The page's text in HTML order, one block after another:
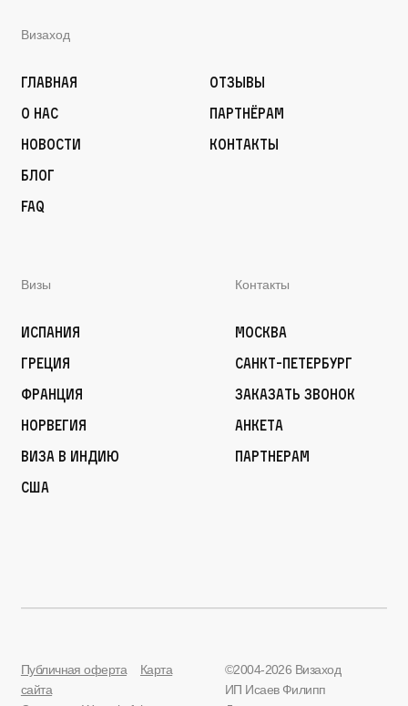
Визаход
Главная
О нас
Новости
Блог
FAQ
Отзывы
Партнёрам
Контакты
Визы
Испания
Греция
Франция
Норвегия
Виза в Индию
США
Контакты
Москва
Санкт-Петербург
Заказать звонок
Анкета
Партнерам
Публичная оферта
Карта
сайта
©2004-2026 Визаход
ИП Исаев Филипп